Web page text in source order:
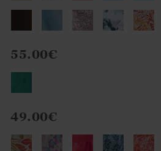
55.00€
49.00€